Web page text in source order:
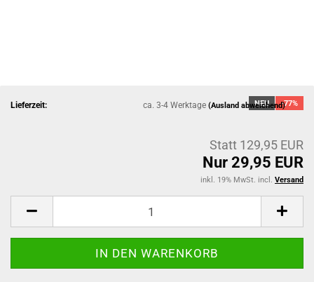
NEU -77%
Lieferzeit: ca. 3-4 Werktage(Ausland abweichend)
Statt 129,95 EUR
Nur 29,95 EUR
inkl. 19% MwSt. incl. Versand